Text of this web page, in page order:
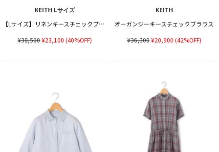
KEITH Lサイズ
【Lサイズ】リネンキースチェックブラウス
¥38,500¥23,100 (40%OFF)
KEITH
オーガンジーキースチェックブラウス
¥36,300¥20,900 (42%OFF)